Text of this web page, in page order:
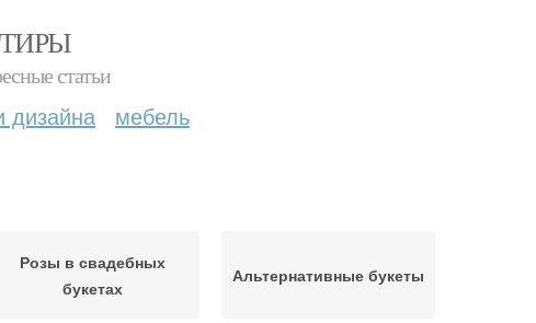
статьи
дизайна мебель
Розы в свадебных
букетах
Альтернативные букеты